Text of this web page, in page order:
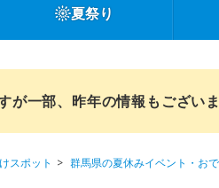
夏祭り
一部、昨年の情報もござい
スポット 群馬県の夏休みイベント・お